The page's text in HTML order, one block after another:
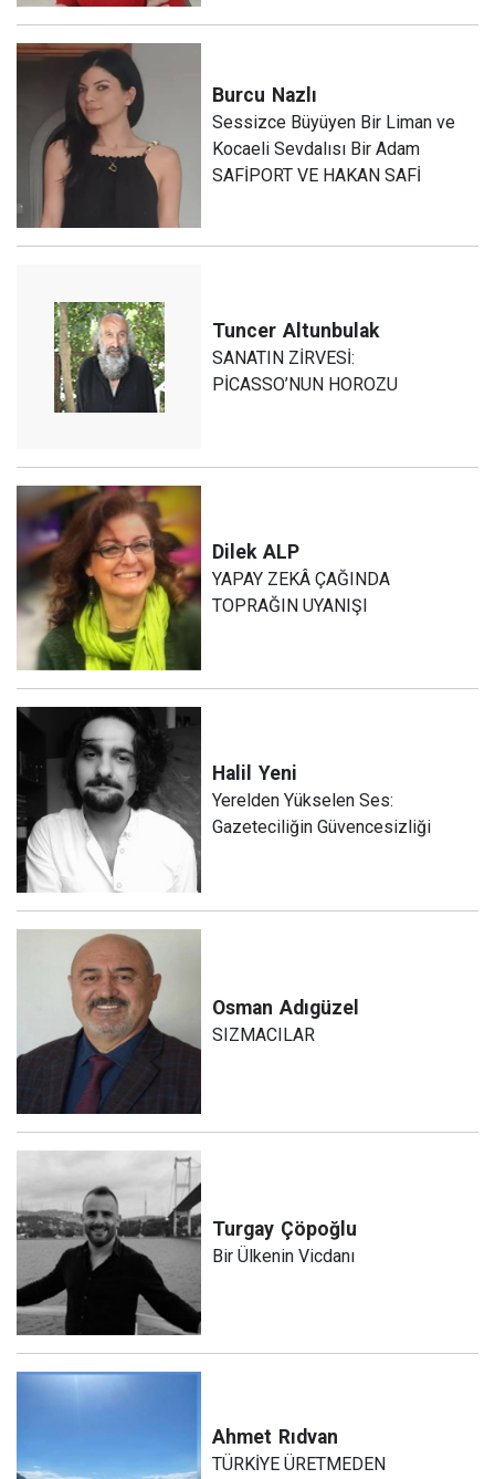
Burcu Nazlı
Sessizce Büyüyen Bir Liman ve
Kocaeli Sevdalısı Bir Adam
SAFİPORT VE HAKAN SAFİ
Tuncer Altunbulak
SANATIN ZİRVESİ:
PİCASSO’NUN HOROZU
Dilek ALP
YAPAY ZEKÂ ÇAĞINDA
TOPRAĞIN UYANIŞI
Halil Yeni
Yerelden Yükselen Ses:
Gazeteciliğin Güvencesizliği
Osman Adıgüzel
SIZMACILAR
Turgay Çöpoğlu
Bir Ülkenin Vicdanı
Ahmet Rıdvan
TÜRKİYE ÜRETMEDEN